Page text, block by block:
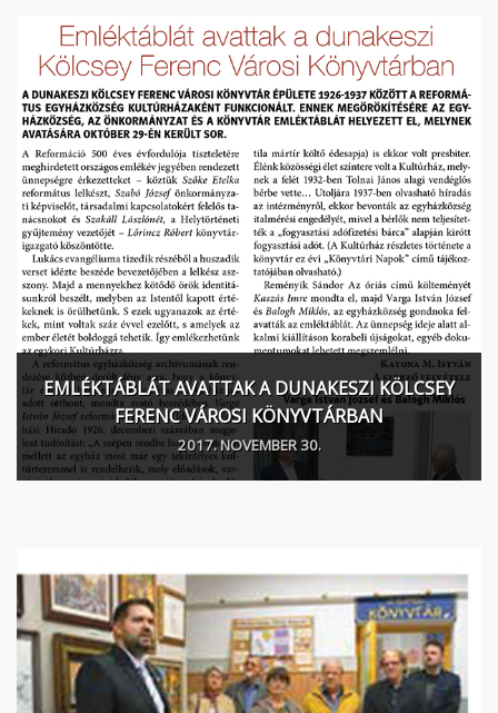
EMLÉKTÁBLÁT AVATTAK A DUNAKESZI KÖLCSEY
FERENC VÁROSI KÖNYVTÁRBAN
2017. NOVEMBER 30.